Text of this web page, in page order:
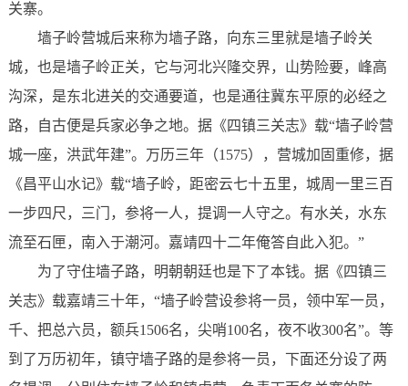
关寨。
墙子岭营城后来称为墙子路，向东三里就是墙子岭关
城，也是墙子岭正关，它与河北兴隆交界，山势险要，峰高
沟深，是东北进关的交通要道，也是通往冀东平原的必经之
路，自古便是兵家必争之地。据《四镇三关志》载“墙子岭营
城一座，洪武年建”。万历三年（1575），营城加固重修，据
《昌平山水记》载“墙子岭，距密云七十五里，城周一里三百
一步四尺，三门，参将一人，提调一人守之。有水关，水东
流至石匣，南入于潮河。嘉靖四十二年俺答自此入犯。”
为了守住墙子路，明朝朝廷也是下了本钱。据《四镇三
关志》载嘉靖三十年，“墙子岭营设参将一员，领中军一员，
千、把总六员，额兵1506名，尖哨100名，夜不收300名”。等
到了万历初年，镇守墙子路的是参将一员，下面还分设了两